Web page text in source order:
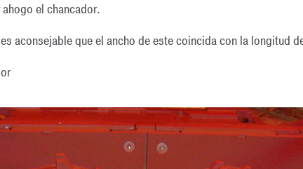
el chancador.
aconsejable que el ancho de este coincida con la longitud